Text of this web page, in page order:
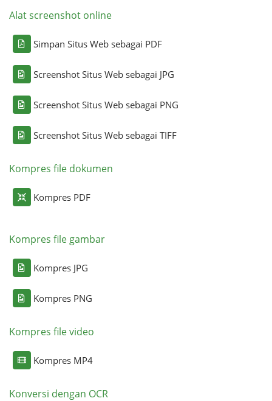
Alat screenshot online
Simpan Situs Web sebagai PDF
Screenshot Situs Web sebagai JPG
Screenshot Situs Web sebagai PNG
Screenshot Situs Web sebagai TIFF
Kompres file dokumen
Kompres PDF
Kompres file gambar
Kompres JPG
Kompres PNG
Kompres file video
Kompres MP4
Konversi dengan OCR